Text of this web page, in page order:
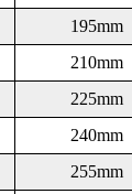
195mm
210mm
225mm
240mm
255mm